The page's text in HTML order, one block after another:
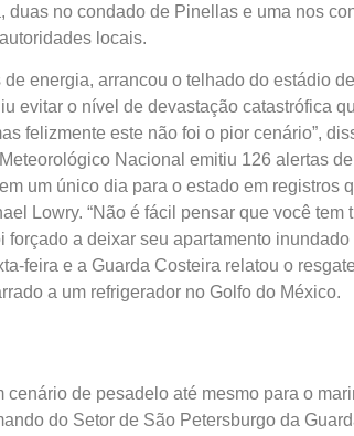
duas no condado de Pinellas e uma nos
locais.
energia, arrancou o telhado do estádio
evitar o nível de devastação catastrófica
felizmente este não foi o pior cenário”,
Nacional emitiu 126 alertas
um único dia para o estado em registros
Lowry. “Não é fácil pensar que você tem
a deixar seu apartamento
feira e a Guarda Costeira relatou o
a um refrigerador no Golfo do México.
cenário de pesadelo até mesmo para o
do Setor de São Petersburgo da